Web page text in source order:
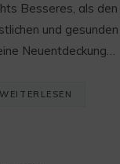
Besseres, als
und
Neuentdeckung…
WEITERLESEN